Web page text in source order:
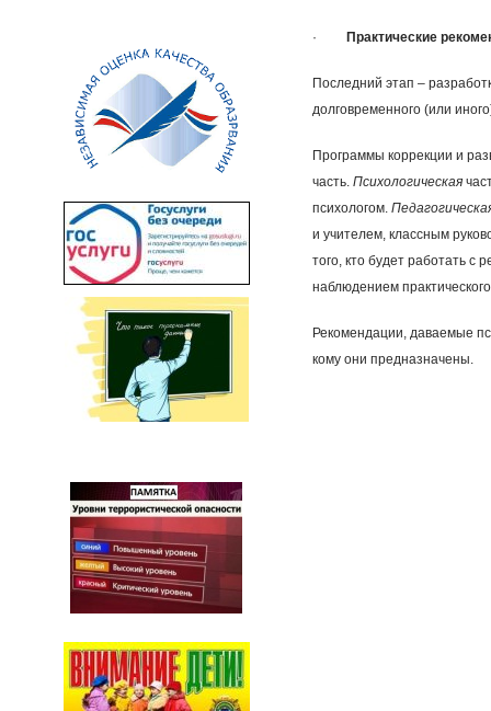
· Практические
Последний этап –
долговременного (или
Программы коррекции и
часть. Психологическая
психологом.
и учителем, классным
того, кто будет работать
наблюдением
Рекомендации, даваемые
кому они предназначены.